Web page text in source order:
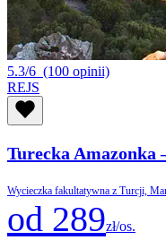
5.3/6 (100 opinii)
REJS
Turecka Amazonka
Wycieczka fakultatywna z Turcji,
od 289zł/os.